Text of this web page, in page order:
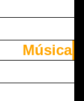
Música